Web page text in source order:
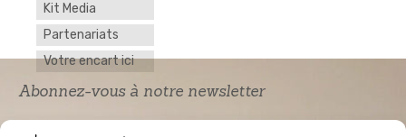
Kit Media
Partenariats
Votre encart ici
Abonnez-vous à notre newsletter